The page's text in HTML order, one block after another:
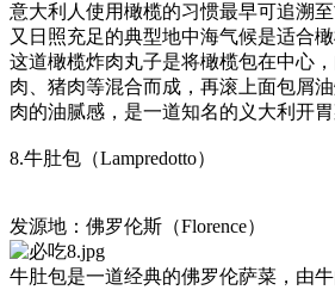
意大利人使用橄榄的习惯最早可追溯
又日照充足的典型地中海气候是适合
这道橄榄炸肉丸子是将橄榄包在中心
肉、猪肉等混合而成，再滚上面包屑
肉的油腻感，是一道知名的义大利开胃
8.牛肚包（Lampredotto）
发源地：佛罗伦斯（Florence）
牛肚包是一道经典的佛罗伦萨菜，由